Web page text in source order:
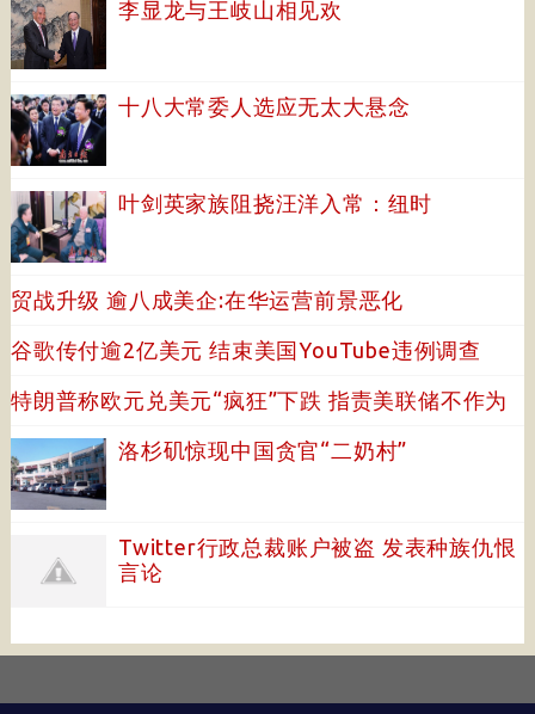
李显龙与王岐山相见欢
十八大常委人选应无太大悬念
叶剑英家族阻挠汪洋入常：纽时
贸战升级 逾八成美企:在华运营前景恶化
谷歌传付逾2亿美元 结束美国YouTube违例调查
特朗普称欧元兑美元“疯狂”下跌 指责美联储不作为
洛杉矶惊现中国贪官“二奶村”
Twitter行政总裁账户被盗 发表种族仇恨
言论